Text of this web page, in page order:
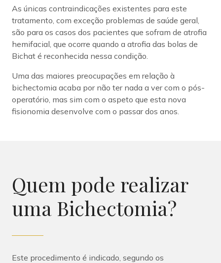
As únicas contraindicações existentes para este
tratamento, com exceção problemas de saúde geral,
são para os casos dos pacientes que sofram de atrofia
hemifacial, que ocorre quando a atrofia das bolas de
Bichat é reconhecida nessa condição.
Uma das maiores preocupações em relação à
bichectomia acaba por não ter nada a ver com o pós-
operatório, mas sim com o aspeto que esta nova
fisionomia desenvolve com o passar dos anos.
Quem pode realizar
uma Bichectomia?
Este procedimento é indicado, segundo os